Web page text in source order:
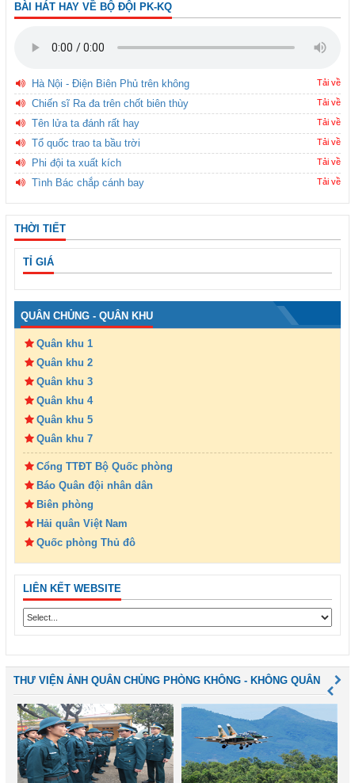
BÀI HÁT HAY VỀ BỘ ĐỘI PK-KQ
Hà Nội - Điện Biên Phủ trên không Tải về
Chiến sĩ Ra đa trên chốt biên thùy Tải về
Tên lửa ta đánh rất hay Tải về
Tổ quốc trao ta bầu trời Tải về
Phi đội ta xuất kích Tải về
Tình Bác chắp cánh bay Tải về
THỜI TIẾT
TỈ GIÁ
QUÂN CHỦNG - QUÂN KHU
Quân khu 1
Quân khu 2
Quân khu 3
Quân khu 4
Quân khu 5
Quân khu 7
Cổng TTĐT Bộ Quốc phòng
Báo Quân đội nhân dân
Biên phòng
Hải quân Việt Nam
Quốc phòng Thủ đô
LIÊN KẾT WEBSITE
THƯ VIỆN ẢNH QUÂN CHỦNG PHÒNG KHÔNG - KHÔNG QUÂN